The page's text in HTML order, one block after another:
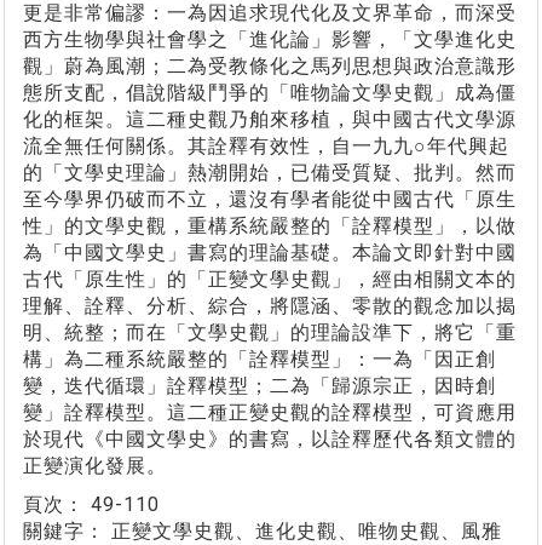
更是非常偏謬：一為因追求現代化及文界革命，而深受
西方生物學與社會學之「進化論」影響，「文學進化史
觀」蔚為風潮；二為受教條化之馬列思想與政治意識形
態所支配，倡說階級鬥爭的「唯物論文學史觀」成為僵
化的框架。這二種史觀乃舶來移植，與中國古代文學源
流全無任何關係。其詮釋有效性，自一九九○年代興起
的「文學史理論」熱潮開始，已備受質疑、批判。然而
至今學界仍破而不立，還沒有學者能從中國古代「原生
性」的文學史觀，重構系統嚴整的「詮釋模型」，以做
為「中國文學史」書寫的理論基礎。本論文即針對中國
古代「原生性」的「正變文學史觀」，經由相關文本的
理解、詮釋、分析、綜合，將隱涵、零散的觀念加以揭
明、統整；而在「文學史觀」的理論設準下，將它「重
構」為二種系統嚴整的「詮釋模型」：一為「因正創
變，迭代循環」詮釋模型；二為「歸源宗正，因時創
變」詮釋模型。這二種正變史觀的詮釋模型，可資應用
於現代《中國文學史》的書寫，以詮釋歷代各類文體的
正變演化發展。
頁次： 49-110
關鍵字： 正變文學史觀、進化史觀、唯物史觀、風雅